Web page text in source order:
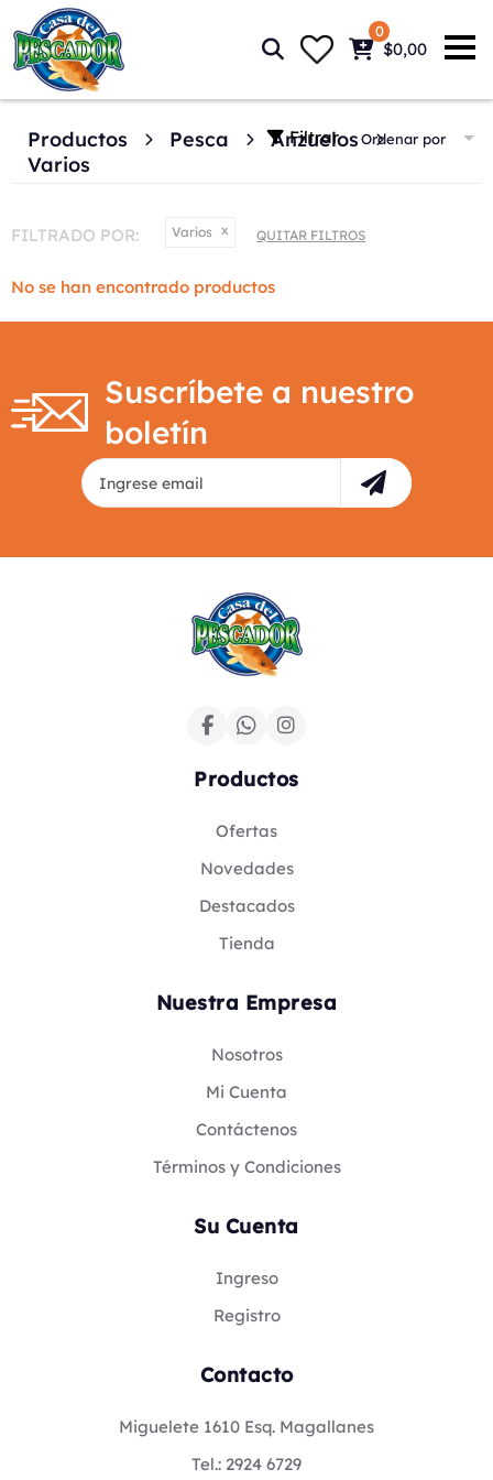
0
$0,00
Productos Pesca
Anzuelos
Varios
Filtrar Ordenar por
FILTRADO POR: Varios QUITAR FILTROS
No se han encontrado productos
Suscríbete a nuestro
boletín
Productos
Ofertas
Novedades
Destacados
Tienda
Nuestra Empresa
Nosotros
Mi Cuenta
Contáctenos
Términos y Condiciones
Su Cuenta
Ingreso
Registro
Contacto
Miguelete 1610 Esq. Magallanes
Tel.: 2924 6729